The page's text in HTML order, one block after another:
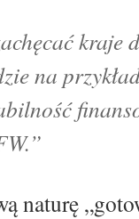
kraje
na
naturę